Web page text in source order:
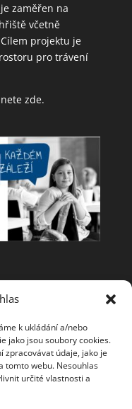
k ukládání a/nebo
jako jsou soubory cookies.
zpracovávat údaje, jako je
tomto webu. Nesouhlas
určité vlastnosti a
zaměřen na
včetně
projektu je
pro trávení
zde.